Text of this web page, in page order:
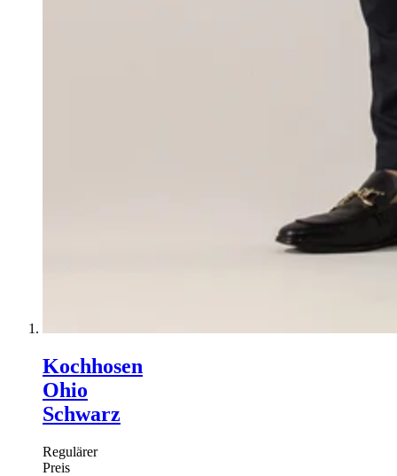
Kochhosen
Ohio
Schwarz
Regulärer
Preis